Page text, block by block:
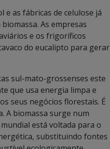
e as fábricas de celulose já
As empresas
e os frigoríficos
do eucalipto para gerar
sul-mato-grossenses este
que usa energia limpa e
seus negócios florestais. É
A biomassa surge num
está voltada para o
substituindo fontes